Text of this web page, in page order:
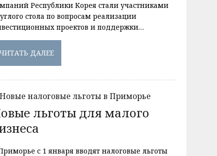
Республики Корея стали участниками
стола по вопросам реализации
проектов и поддержки…
ДАЛЕЕ
льготы для малого
с 1 января вводят налоговые льготы